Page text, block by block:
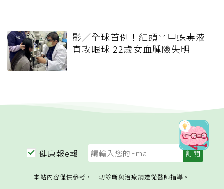
影／全球首例！紅頭平甲蛛毒液
直攻眼球 22歲女血腫險失明
健康報e報
本站內容僅供參考，一切診斷與治療請遵從醫師指導。